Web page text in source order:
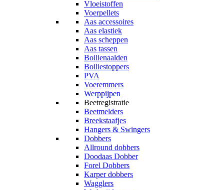
Vloeistoffen
Voerpellets
Aas accessoires
Aas elastiek
Aas scheppen
Aas tassen
Boilienaalden
Boiliestoppers
PVA
Voeremmers
Werppijpen
Beetregistratie
Beetmelders
Breekstaafjes
Hangers & Swingers
Dobbers
Allround dobbers
Doodaas Dobber
Forel Dobbers
Karper dobbers
Wagglers